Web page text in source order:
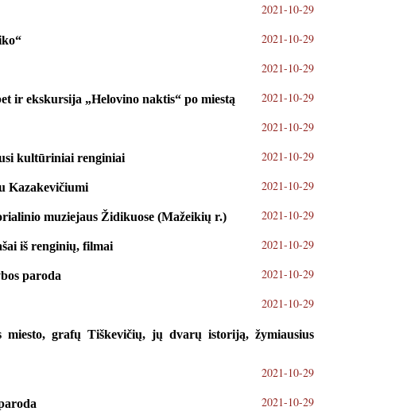
2021-10-29
2021-10-29
2021-10-29
ir ekskursija „Helovino naktis“ po miestą 2021-10-29
2021-10-29
kultūriniai renginiai 2021-10-29
Kazakevičiumi 2021-10-29
muziejaus Židikuose (Mažeikių r.) 2021-10-29
iš renginių, filmai 2021-10-29
paroda 2021-10-29
2021-10-29
miesto, grafų Tiškevičių, jų dvarų istoriją, žymiausius
2021-10-29
2021-10-29